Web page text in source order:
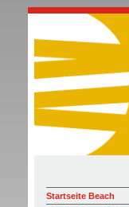
Startseite Beach